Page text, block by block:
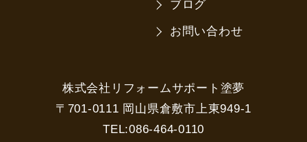
ブログ
お問い合わせ
株式会社リフォームサポート塗夢
〒701-0111 岡山県倉敷市上東949-1
TEL:086-464-0110